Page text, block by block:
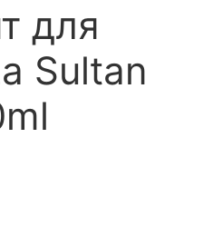
для
Sultan